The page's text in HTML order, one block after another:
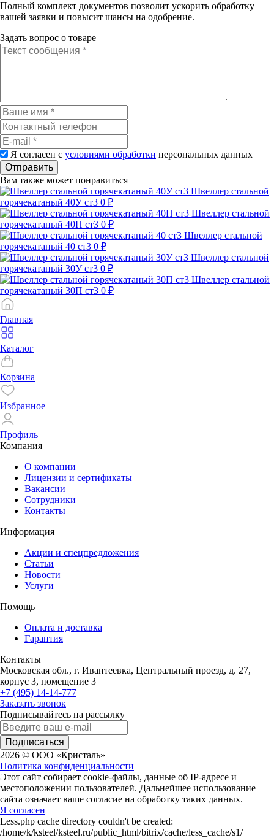
Полный комплект документов позволит ускорить обработку
вашей заявки и повысит шансы на одобрение.
Задать вопрос о товаре
Я согласен с условиями обработки персональных данных
Отправить
Вам также может понравиться
Швеллер стальной
горячекатаный 40У ст3 0 ₽
Швеллер стальной
горячекатаный 40П ст3 0 ₽
Швеллер стальной
горячекатаный 40 ст3 0 ₽
Швеллер стальной
горячекатаный 30У ст3 0 ₽
Швеллер стальной
горячекатаный 30П ст3 0 ₽
Главная
Каталог
Корзина
Избранное
Профиль
Компания
О компании
Лицензии и сертификаты
Вакансии
Сотрудники
Контакты
Информация
Акции и спецпредложения
Статьи
Новости
Услуги
Помощь
Оплата и доставка
Гарантия
Контакты
Московская обл., г. Ивантеевка, Центральный проезд, д. 27,
корпус 3, помещение 3
+7 (495) 14-14-777
Заказать звонок
Подписывайтесь на рассылку
Подписаться
2026 © ООО «Кристаль»
Политика конфиденциальности
Этот сайт собирает cookie-файлы, данные об IP-адресе и
местоположении пользователей. Дальнейшее использование
сайта означает ваше согласие на обработку таких данных.
Я согласен
Less.php cache directory couldn't be created:
/home/k/ksteel/ksteel.ru/public_html/bitrix/cache/less_cache/s1/